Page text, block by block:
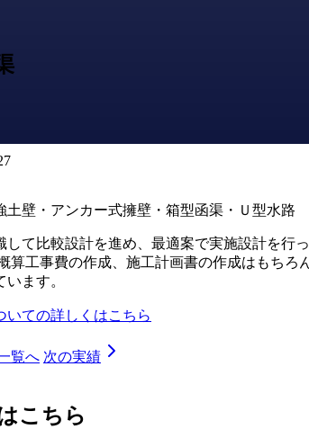
土壁・アンカー式擁壁・箱型函渠・Ｕ型水路
して比較設計を進め、最適案で実施設計を行っ
算工事費の作成、施工計画書の作成はもちろ
ます。
いての詳しくはこちら
覧へ 次の実績
こちら